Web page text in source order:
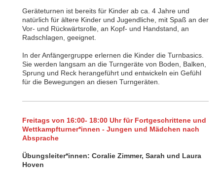
Geräteturnen ist bereits für Kinder ab ca. 4 Jahre und
natürlich für ältere Kinder und Jugendliche, mit Spaß an der
Vor- und Rückwärtsrolle, an Kopf- und Handstand, an
Radschlagen, geeignet.
In der Anfängergruppe erlernen die Kinder die Turnbasics.
Sie werden langsam an die Turngeräte von Boden, Balken,
Sprung und Reck herangeführt und entwickeln ein Gefühl
für die Bewegungen an diesen Turngeräten.
Freitags von 16:00- 18:00 Uhr für Fortgeschrittene und
Wettkampfturner*innen - Jungen und Mädchen nach
Absprache
Übungsleiter*innen: Coralie Zimmer, Sarah und Laura
Hoven